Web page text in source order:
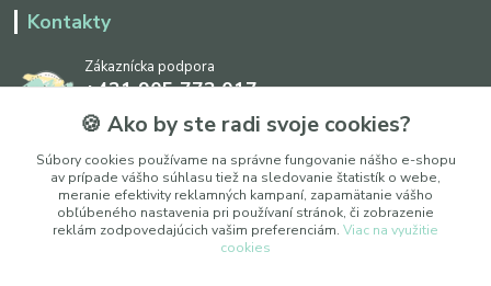
Kontakty
Zákaznícka podpora
+421 905 773 017
(Po-Pia, 8:30 - 17:00, So: 9:00 - 12:00)
info@ipapier.sk
🍪 Ako by ste radi svoje cookies?
Súbory cookies používame na správne fungovanie nášho e-shopu
av prípade vášho súhlasu tiež na sledovanie štatistík o webe,
meranie efektivity reklamných kampaní, zapamätanie vášho
obľúbeného nastavenia pri používaní stránok, či zobrazenie
reklám zodpovedajúcich vašim preferenciám. Viac na využitie
cookies